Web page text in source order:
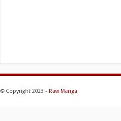
© Copyright 2023 - Raw Manga